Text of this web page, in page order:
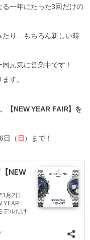
る一年にたった3回だけの
たり…もちろん新しい時
元気に営業中です！
す。
【NEW YEAR FAIR】を
日（ 日）まで！